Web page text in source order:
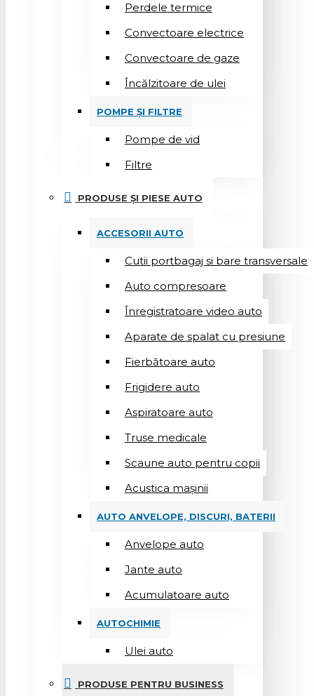
Perdele termice
Convectoare electrice
Convectoare de gaze
Încălzitoare de ulei
POMPE ȘI FILTRE
Pompe de vid
Filtre
PRODUSE ȘI PIESE AUTO
ACCESORII AUTO
Cutii portbagaj si bare transversale
Auto compresoare
Înregistratoare video auto
Aparate de spalat cu presiune
Fierbătoare auto
Frigidere auto
Aspiratoare auto
Truse medicale
Scaune auto pentru copii
Acustica mașinii
AUTO ANVELOPE, DISCURI, BATERII
Anvelope auto
Jante auto
Acumulatoare auto
AUTOCHIMIE
Ulei auto
PRODUSE PENTRU BUSINESS